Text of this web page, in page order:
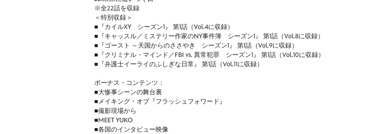
※全22話を収録
＜特別収録＞
■『カイルXY シーズン1』 第1話（Vol.4に収録）
■『キャッスル／ミステリー作家のNY事件簿 シーズン1』 第1話（Vol.8に収録）
■『ゴースト ～天国からのささやき シーズン1』 第1話（Vol.9に収録）
■『クリミナル・マインド／FBI vs. 異常犯罪 シーズン1』 第1話（Vol.10に収録）
■『弁護士イーライのふしぎな日常』 第1話（Vol.11に収録）
ボーナス・コンテンツ：
■大惨事シーンの舞台裏
■メイキング・オブ『フラッシュフォワード』
■撮影現場から
■MEET YUKO
■各国のインタビュー映像